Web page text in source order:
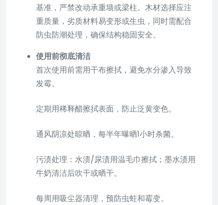
基准，严禁改动承重墙或梁柱。木材选择应注
重质量，劣质材料易变形或生虫，同时需配合
防虫防潮处理，确保结构稳固安全。
使用前彻底清洁
首次使用前需用干布擦拭，避免水分渗入导致
发霉。
定期用稀释醋擦拭表面，防止泛黄变色。
通风阴凉处晾晒，每半年曝晒1小时杀菌。
污渍处理：水渍/尿渍用温毛巾擦拭；墨水渍用
牛奶清洁后吹干或晒干。
每周用吸尘器清理，预防虫蛀和霉变。